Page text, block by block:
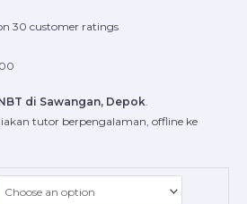
30 customer ratings
di Sawangan, Depok.
tutor berpengalaman, offline ke